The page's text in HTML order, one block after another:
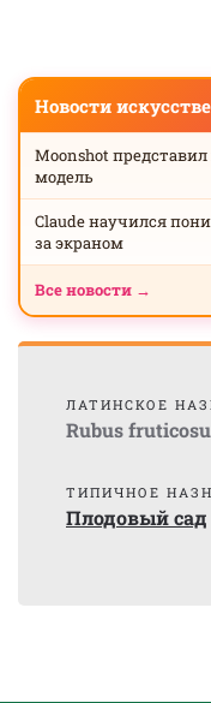
Новости
Moonshot
модель
Claude научился
за экраном
Все новости →
ЛАТИНСКОЕ
Rubus
ТИПИЧНОЕ
Плодовый сад